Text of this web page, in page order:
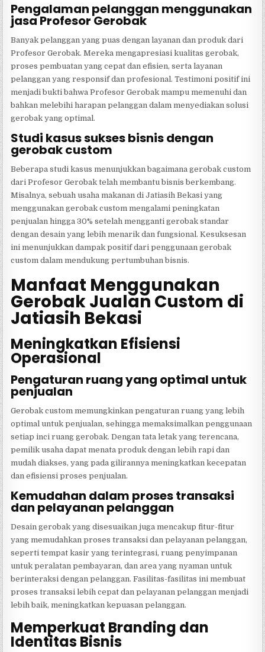
Pengalaman pelanggan menggunakan
jasa Profesor Gerobak
Banyak pelanggan yang puas dengan layanan dan produk dari
Profesor Gerobak. Mereka mengapresiasi kualitas gerobak,
proses pembuatan yang cepat dan efisien, serta layanan
pelanggan yang responsif dan profesional. Testimoni positif ini
menjadi bukti bahwa Profesor Gerobak mampu memenuhi dan
bahkan melebihi harapan pelanggan dalam menyediakan solusi
gerobak yang optimal.
Studi kasus sukses bisnis dengan
gerobak custom
Beberapa studi kasus menunjukkan bagaimana gerobak custom
dari Profesor Gerobak telah membantu bisnis berkembang.
Misalnya, sebuah usaha makanan di Jatiasih Bekasi yang
menggunakan gerobak custom mengalami peningkatan
penjualan hingga 30% setelah mengganti gerobak standar
dengan desain yang lebih menarik dan fungsional. Kesuksesan
ini menunjukkan dampak positif dari penggunaan gerobak
custom dalam mendukung pertumbuhan bisnis.
Manfaat Menggunakan
Gerobak Jualan Custom di
Jatiasih Bekasi
Meningkatkan Efisiensi
Operasional
Pengaturan ruang yang optimal untuk
penjualan
Gerobak custom memungkinkan pengaturan ruang yang lebih
optimal untuk penjualan, sehingga memaksimalkan penggunaan
setiap inci ruang gerobak. Dengan tata letak yang terencana,
pemilik usaha dapat menata produk dengan lebih rapi dan
mudah diakses, yang pada gilirannya meningkatkan kecepatan
dan efisiensi proses penjualan.
Kemudahan dalam proses transaksi
dan pelayanan pelanggan
Desain gerobak yang disesuaikan juga mencakup fitur-fitur
yang memudahkan proses transaksi dan pelayanan pelanggan,
seperti tempat kasir yang terintegrasi, ruang penyimpanan
untuk peralatan pembayaran, dan area yang nyaman untuk
berinteraksi dengan pelanggan. Fasilitas-fasilitas ini membuat
proses transaksi lebih cepat dan pelayanan pelanggan menjadi
lebih baik, meningkatkan kepuasan pelanggan.
Memperkuat Branding dan
Identitas Bisnis